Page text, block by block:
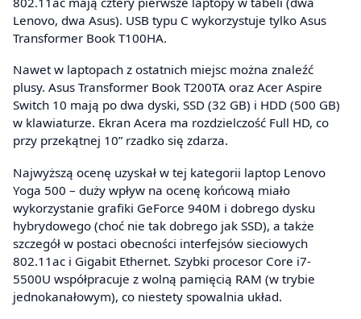
Lenovo, dwa Asus). USB typu C wykorzystuje tylko Asus
Transformer Book T100HA.
Nawet w laptopach z ostatnich miejsc można znaleźć
plusy. Asus Transformer Book T200TA oraz Acer Aspire
Switch 10 mają po dwa dyski, SSD (32 GB) i HDD (500 GB)
w klawiaturze. Ekran Acera ma rozdzielczość Full HD, co
przy przekątnej 10” rzadko się zdarza.
Najwyższą ocenę uzyskał w tej kategorii laptop Lenovo
Yoga 500 – duży wpływ na ocenę końcową miało
wykorzystanie grafiki GeForce 940M i dobrego dysku
hybrydowego (choć nie tak dobrego jak SSD), a także
szczegół w postaci obecności interfejsów sieciowych
802.11ac i Gigabit Ethernet. Szybki procesor Core i7-
5500U współpracuje z wolną pamięcią RAM (w trybie
jednokanałowym), co niestety spowalnia układ.